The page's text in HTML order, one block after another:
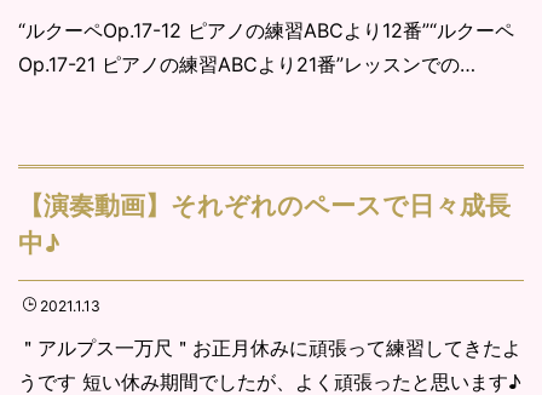
“ルクーペOp.17-12 ピアノの練習ABCより12番”“ルクーペ
Op.17-21 ピアノの練習ABCより21番”レッスンでの…
【演奏動画】それぞれのペースで日々成長
中♪
2021.1.13
＂アルプス一万尺＂お正月休みに頑張って練習してきたよ
うです 短い休み期間でしたが、よく頑張ったと思います♪